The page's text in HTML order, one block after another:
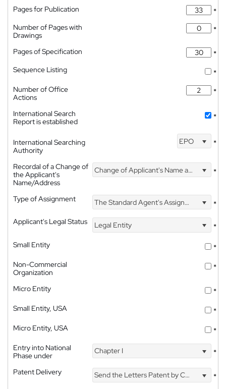
Pages for Publication
*
Number of Pages with
Drawings
*
Pages of Specification
*
Sequence Listing
*
Number of Office
Actions
*
International Search
Report is established
*
International Searching
Authority
EPO *
Recordal of a Change of
the Applicant's
Name/Address
Change of Applicant's Name and Address *
Type of Assignment The Standard Agent's Assignment
*
Applicant's Legal Status
Legal Entity
*
Small Entity
*
Non-Commercial
Organization
*
Micro Entity
*
Small Entity, USA
*
Micro Entity, USA
*
Entry into National
Phase under
Chapter I *
Patent Delivery Send the Letters Patent by Courier *